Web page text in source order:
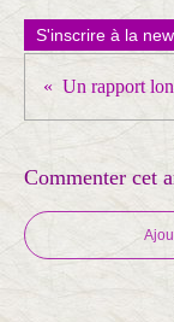
S'inscrire à la
Commenter cet